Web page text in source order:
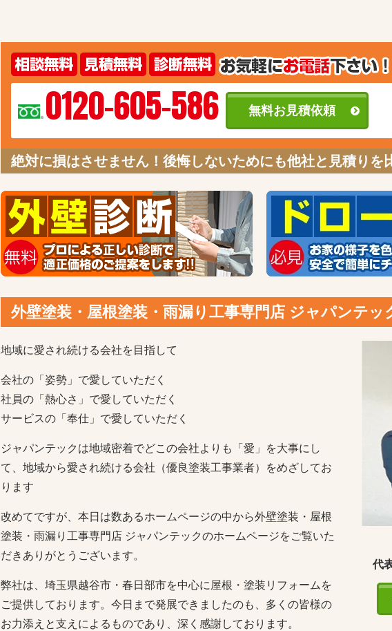
0120-605-586 無料お見積依頼
絶対に損はさせません！後悔しないためにも他社と見積りを
外壁塗装・屋根塗装・雨漏り工事専門店 ジャパンテッ
代
地域に愛され続ける会社を目指して
会社の「姿勢」で愛していただく
社員の「熱心さ」で愛していただく
サービスの「奉仕」で愛していただく
ジャパンテックは地域密着でどこの会社よりも「愛」を大事にし
て、地域から愛され続ける会社（優良塗装工事業者）をめざしてお
ります
改めてですが、本日は数あるホームページの中から外壁塗装・屋根
塗装・雨漏り工事専門店 ジャパンテックのホームページをご覧いた
だきありがとうございます。
弊社は、埼玉県越谷市・春日部市を中心に屋根・塗装リフォームを
ご提供しております。今日まで発展できましたのも、多くの皆様の
お力添えと支えによるものであり、深く感謝しております。